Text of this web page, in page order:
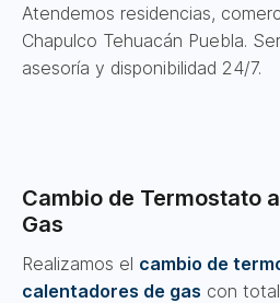
Atendemos residencias,
Chapulco Tehuacán Puebla.
asesoría y disponibilidad 24/7.
Cambio de Termostato
Gas
Realizamos el cambio de
calentadores de gas con